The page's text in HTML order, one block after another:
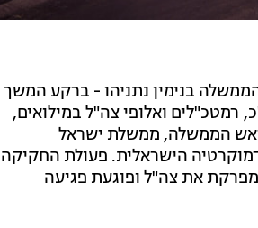
בנימין נתניהו - ברקע המשך
ואלופי צה"ל במילואים,
ראש הממשלה, ממשלת ישראל
הישראלית. פעולת החקיקה
את צה"ל ופוגעת פגיעה